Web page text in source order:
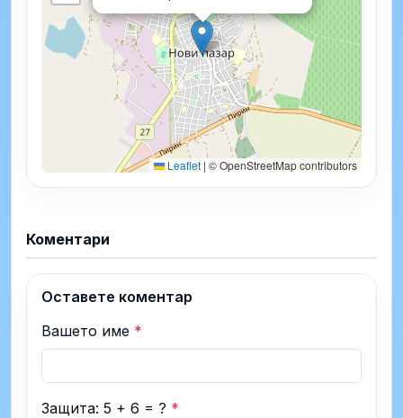
Leaflet | © OpenStreetMap contributors
Коментари
Оставете коментар
Вашето име *
Защита: 5 + 6 = ? *